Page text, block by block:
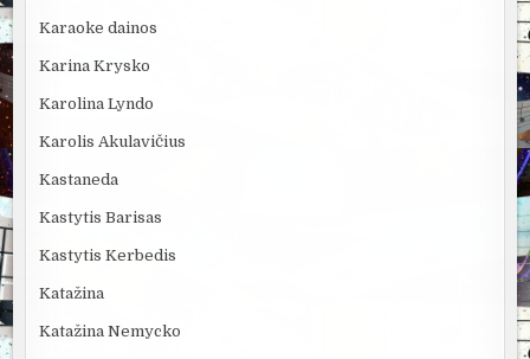
Karaoke dainos
Karina Krysko
Karolina Lyndo
Karolis Akulavičius
Kastaneda
Kastytis Barisas
Kastytis Kerbedis
Katažina
Katažina Nemycko